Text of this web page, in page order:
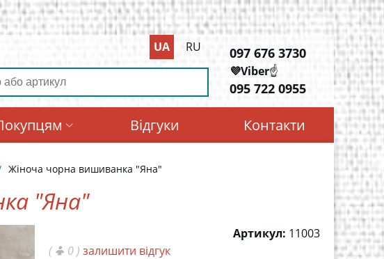
UA RU 097 676 3730
💜Viber☝️
095 722 0955
Відгуки Контакти
Жіноча чорна вишиванка "Яна"
"Яна"
Артикул: 11003
(
0 ) залишити відгук